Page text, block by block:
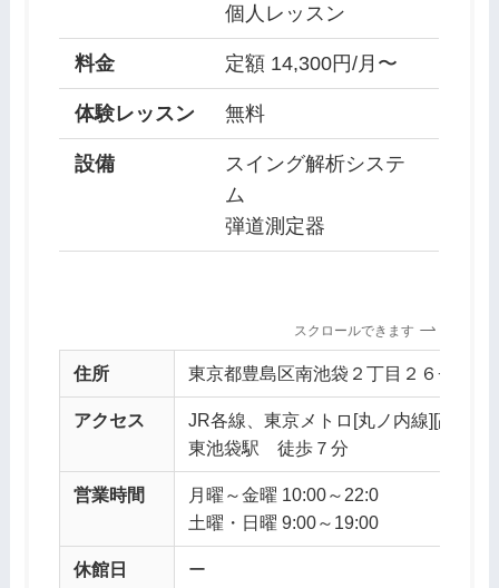
個人レッスン
料金 定額 14,300円/月〜
体験レッスン 無料
設備
スイング解析システ
ム
弾道測定器
スクロールできます
住所 東京都豊島区南池袋２丁目２６−７ 城
アクセス
JR各線、東京メトロ[丸ノ内線][副都
東池袋駅 徒歩７分
営業時間
月曜～金曜 10:00～22:0
土曜・日曜 9:00～19:00
休館日 ー